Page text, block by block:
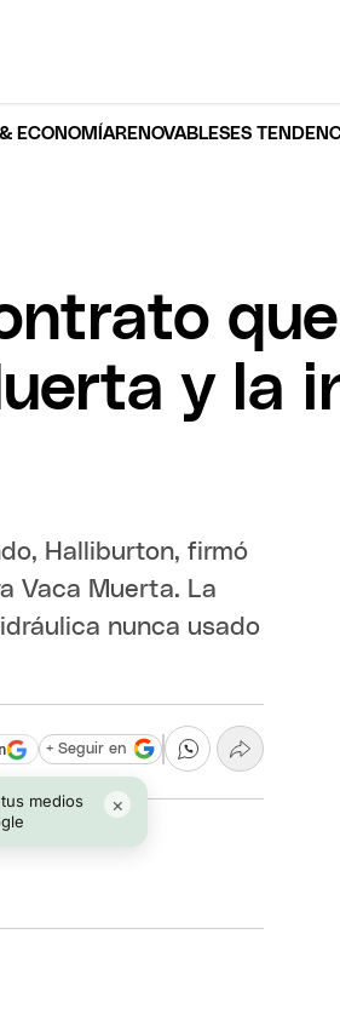
ECONOMÍARENOVABLESES
y la
Halliburton, firmó
Vaca Muerta. La
nunca usado
medios
×
+ Seguir en